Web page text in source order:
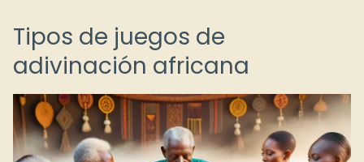
Tipos de juegos de
adivinación africana